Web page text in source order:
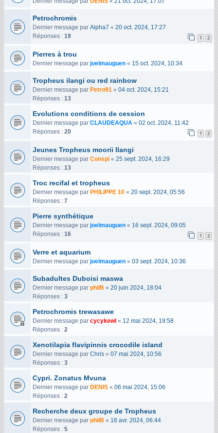
Petrochromis
Dernier message par Alpha7 « 20 oct. 2024, 17:27
Réponses : 19 1 2
Pierres à trou
Dernier message par joelmauguen « 15 oct. 2024, 10:34
Tropheus ilangi ou red rainbow
Dernier message par Petro91 « 04 oct. 2024, 15:21
Réponses : 13
Evolutions conditions de cession
Dernier message par CLAUDEAQUA « 02 oct. 2024, 11:42
Réponses : 20 1 2
Jeunes Tropheus moorii Ilangi
Dernier message par Conspi « 25 sept. 2024, 16:29
Réponses : 13
Troc recifal et tropheus
Dernier message par PHILIPPE 10 « 20 sept. 2024, 05:56
Réponses : 7
Pierre synthétique
Dernier message par joelmauguen « 16 sept. 2024, 09:05
Réponses : 16 1 2
Verre et aquarium
Dernier message par joelmauguen « 03 sept. 2024, 10:36
Subadultes Duboisi maswa
Dernier message par philB « 20 juin 2024, 18:04
Réponses : 3
Petrochromis trewasawe
Dernier message par cycykewl « 12 mai 2024, 19:58
Réponses : 2
Xenotilapia flavipinnis crocodile island
Dernier message par Chris « 07 mai 2024, 10:56
Réponses : 3
Cypri. Zonatus Mvuna
Dernier message par DENIS « 06 mai 2024, 15:06
Réponses : 2
Recherche deux groupe de Tropheus
Dernier message par philB « 16 avr. 2024, 06:44
Réponses : 5